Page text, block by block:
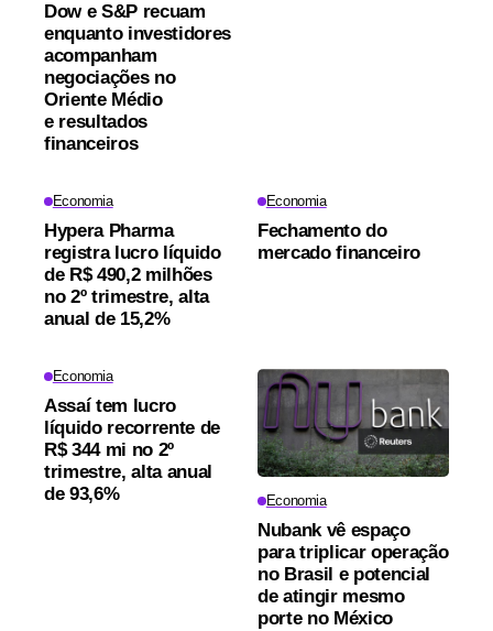
Dow e S&P recuam
enquanto investidores
acompanham
negociações no
Oriente Médio
e resultados
financeiros
Economia
Hypera Pharma
registra lucro líquido
de R$ 490,2 milhões
no 2º trimestre, alta
anual de 15,2%
Economia
Fechamento do
mercado financeiro
Economia
Assaí tem lucro
líquido recorrente de
R$ 344 mi no 2º
trimestre, alta anual
de 93,6%
Economia
Nubank vê espaço
para triplicar operação
no Brasil e potencial
de atingir mesmo
porte no México